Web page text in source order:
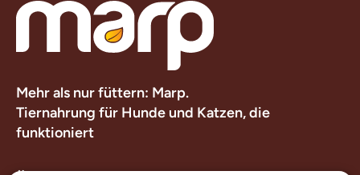
Mehr als nur füttern: Marp.
Tiernahrung für Hunde und Katzen, die
funktioniert